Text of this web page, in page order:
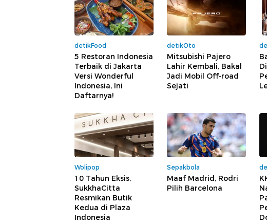
detikFood
5 Restoran Indonesia
Terbaik di Jakarta
Versi Wonderful
Indonesia, Ini
Daftarnya!
detikOto
Mitsubishi Pajero
Lahir Kembali, Bakal
Jadi Mobil Off-road
Sejati
Wolipop
10 Tahun Eksis,
SukkhaCitta
Resmikan Butik
Kedua di Plaza
Indonesia
Sepakbola
Maaf Madrid, Rodri
Pilih Barcelona